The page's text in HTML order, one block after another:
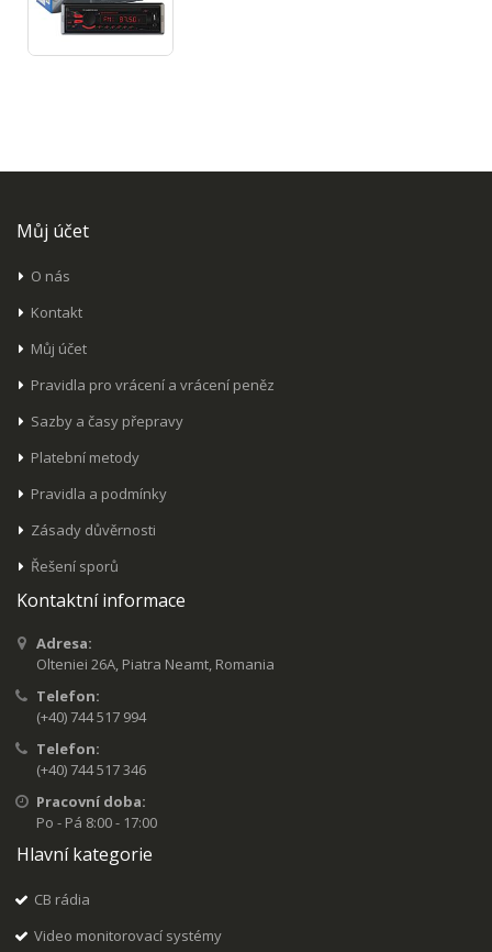
Můj účet
O nás
Kontakt
Můj účet
Pravidla pro vrácení a vrácení peněz
Sazby a časy přepravy
Platební metody
Pravidla a podmínky
Zásady důvěrnosti
Řešení sporů
Kontaktní informace
Adresa:
Olteniei 26A, Piatra Neamt, Romania
Telefon:
(+40) 744 517 994
Telefon:
(+40) 744 517 346
Pracovní doba:
Po - Pá 8:00 - 17:00
Hlavní kategorie
CB rádia
Video monitorovací systémy